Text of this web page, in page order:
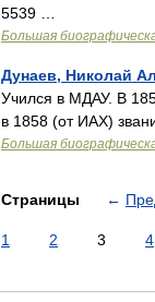
5539 …
Большая
Дунаев, Николай
Учился в МДАУ. В
в 1858 (от ИАХ)
Большая
Страницы ←
1 2 3 4